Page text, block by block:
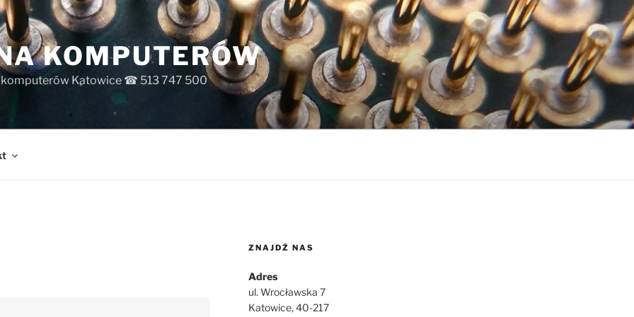
KOMPUTERÓW
komputerów Katowice ☎ 513 747 500
ZNAJDŹ NAS
Adres
ul. Wrocławska 7
Katowice, 40-217